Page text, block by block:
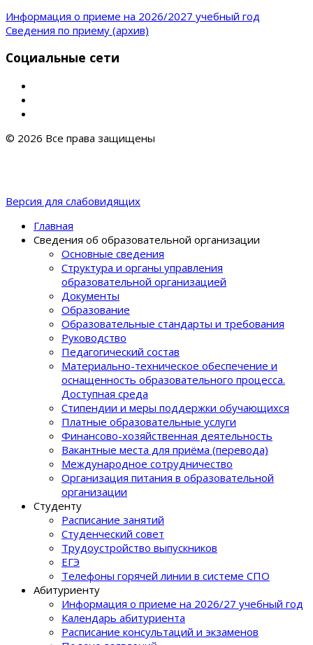
Информация о приеме на 2026/2027 учебный год
Сведения по приему (архив)
Социальные сети
© 2026 Все права защищены
Версия для слабовидящих
Главная
Сведения об образовательной организации
Основные сведения
Структура и органы управления
образовательной организацией
Документы
Образование
Образовательные стандарты и требования
Руководство
Педагогический состав
Материально-техническое обеспечение и
оснащенность образовательного процеcса.
Доступная среда
Стипендии и меры поддержки обучающихся
Платные образовательные услуги
Финансово-хозяйственная деятельность
Вакантные места для приёма (перевода)
Международное сотрудничество
Организация питания в образовательной
организации
Студенту
Расписание занятий
Студенческий совет
Трудоустройство выпускников
ЕГЭ
Телефоны горячей линии в системе СПО
Абитуриенту
Информация о приеме на 2026/27 учебный год
Календарь абитуриента
Расписание консультаций и экзаменов